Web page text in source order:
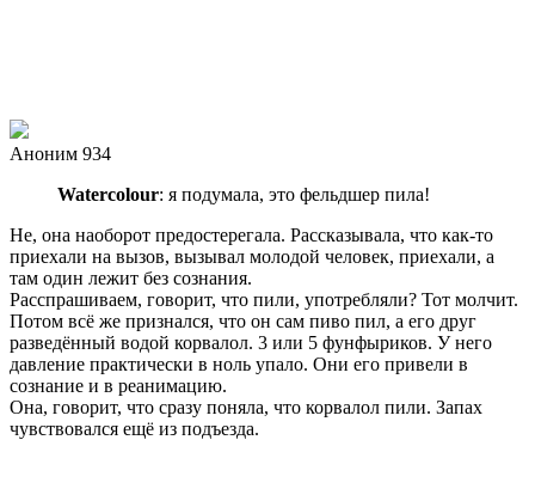
Аноним 934
Watercolour: я подумала, это фельдшер пила!
Не, она наоборот предостерегала. Рассказывала, что как-то
приехали на вызов, вызывал молодой человек, приехали, а
там один лежит без сознания.
Расспрашиваем, говорит, что пили, употребляли? Тот молчит.
Потом всё же признался, что он сам пиво пил, а его друг
разведённый водой корвалол. 3 или 5 фунфыриков. У него
давление практически в ноль упало. Они его привели в
сознание и в реанимацию.
Она, говорит, что сразу поняла, что корвалол пили. Запах
чувствовался ещё из подъезда.